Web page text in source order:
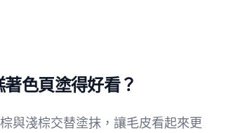
色頁塗得好看？
與淺棕交替塗抹，讓毛皮看起來更